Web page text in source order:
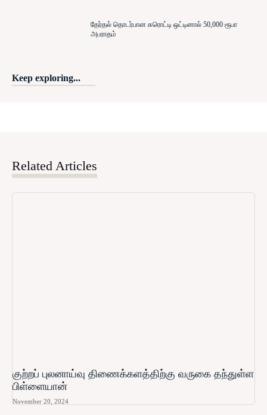
தேர்தல் தொடர்பான சுரொட்டி ஒட்டினால் 50,000 ரூபா
அபராதம்
Keep exploring...
Related Articles
குற்றப் புலனாய்வு திணைக்களத்திற்கு வருகை தந்துள்ள
பிள்ளையான்
November 20, 2024